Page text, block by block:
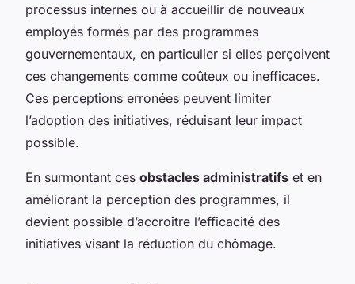
processus internes ou à accueillir de nouveaux
employés formés par des programmes
gouvernementaux, en particulier si elles perçoivent
ces changements comme coûteux ou inefficaces.
Ces perceptions erronées peuvent limiter
l’adoption des initiatives, réduisant leur impact
possible.
En surmontant ces obstacles administratifs et en
améliorant la perception des programmes, il
devient possible d’accroître l’efficacité des
initiatives visant la réduction du chômage.